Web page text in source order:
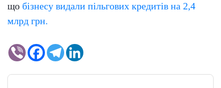
що бізнесу видали пільгових кредитів на 2,4
млрд грн.